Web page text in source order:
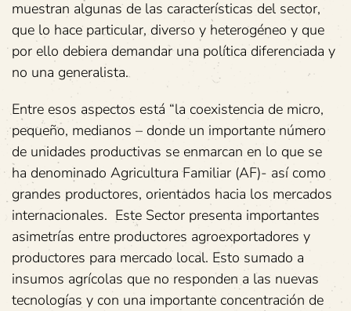
muestran algunas de las características del sector,
que lo hace particular, diverso y heterogéneo y que
por ello debiera demandar una política diferenciada y
no una generalista.
Entre esos aspectos está “la coexistencia de micro,
pequeño, medianos – donde un importante número
de unidades productivas se enmarcan en lo que se
ha denominado Agricultura Familiar (AF)- así como
grandes productores, orientados hacia los mercados
internacionales. Este Sector presenta importantes
asimetrías entre productores agroexportadores y
productores para mercado local. Esto sumado a
insumos agrícolas que no responden a las nuevas
tecnologías y con una importante concentración de